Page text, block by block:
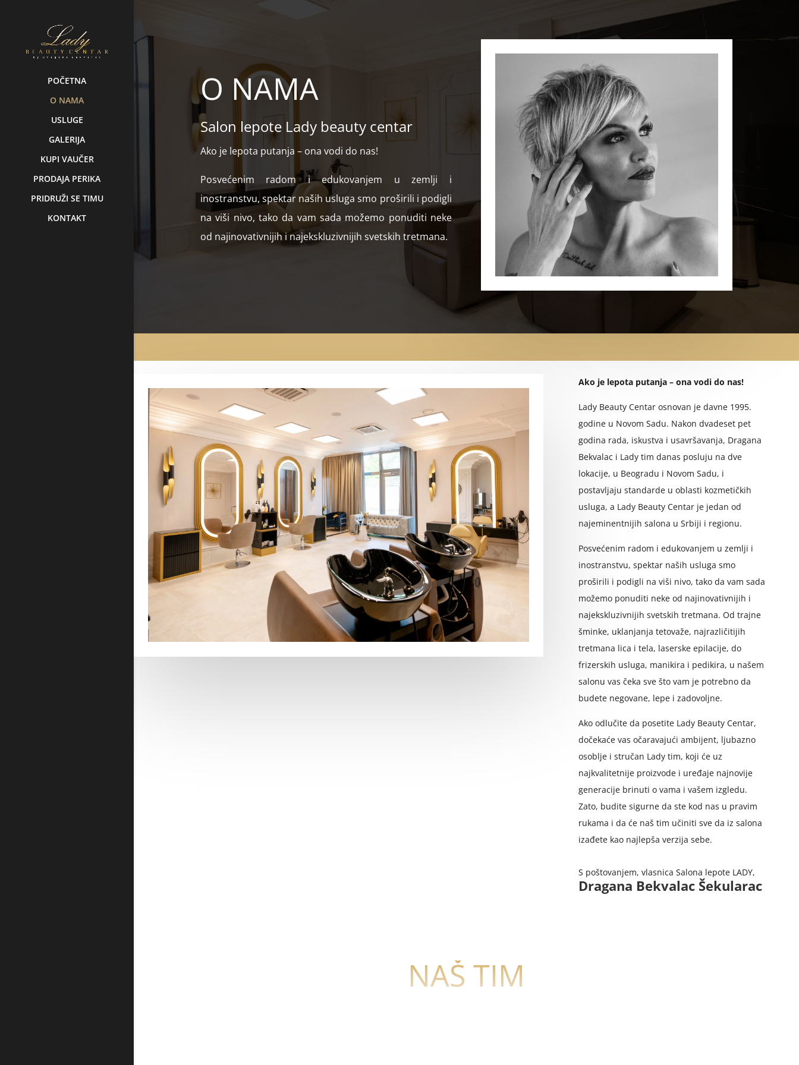
POČETNA
O NAMA
USLUGE
GALERIJA
KUPI VAUČER
PRODAJA PERIKA
PRIDRUŽI SE TIMU
KONTAKT
O NAMA
Salon lepote Lady beauty centar
Ako je lepota putanja – ona vodi do nas!
Posvećenim radom i edukovanjem u zemlji i
inostranstvu, spektar naših usluga smo proširili i podigli
na viši nivo, tako da vam sada možemo ponuditi neke
od najinovativnijih i najekskluzivnijih svetskih tretmana.
Ako je lepota putanja – ona vodi do nas!
Lady Beauty Centar osnovan je davne 1995.
godine u Novom Sadu. Nakon dvadeset pet
godina rada, iskustva i usavršavanja, Dragana
Bekvalac i Lady tim danas posluju na dve
lokacije, u Beogradu i Novom Sadu, i
postavljaju standarde u oblasti kozmetičkih
usluga, a Lady Beauty Centar je jedan od
najeminentnijih salona u Srbiji i regionu.
Posvećenim radom i edukovanjem u zemlji i
inostranstvu, spektar naših usluga smo
proširili i podigli na viši nivo, tako da vam sada
možemo ponuditi neke od najinovativnijih i
najekskluzivnijih svetskih tretmana. Od trajne
šminke, uklanjanja tetovaže, najrazličitijih
tretmana lica i tela, laserske epilacije, do
frizerskih usluga, manikira i pedikira, u našem
salonu vas čeka sve što vam je potrebno da
budete negovane, lepe i zadovoljne.
Ako odlučite da posetite Lady Beauty Centar,
dočekaće vas očaravajući ambijent, ljubazno
osoblje i stručan Lady tim, koji će uz
najkvalitetnije proizvode i uređaje najnovije
generacije brinuti o vama i vašem izgledu.
Zato, budite sigurne da ste kod nas u pravim
rukama i da će naš tim učiniti sve da iz salona
izađete kao najlepša verzija sebe.
S poštovanjem, vlasnica Salona lepote LADY,
Dragana Bekvalac Šekularac
NAŠ TIM